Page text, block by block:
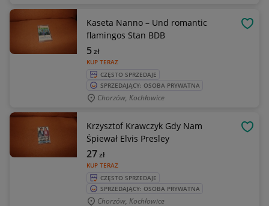
Kaseta Nanno – Und romantic
flamingos Stan BDB
KUP TERAZ
5zł
CZĘSTO SPRZEDAJE
SPRZEDAJĄCY: OSOBA PRYWATNA
Chorzów, Kochłowice
Krzysztof Krawczyk Gdy Nam
Śpiewał Elvis Presley
KUP TERAZ
27zł
CZĘSTO SPRZEDAJE
SPRZEDAJĄCY: OSOBA PRYWATNA
Chorzów, Kochłowice